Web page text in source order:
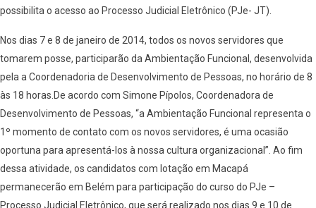
possibilita o acesso ao Processo Judicial Eletrônico (PJe- JT).
Nos dias 7 e 8 de janeiro de 2014, todos os novos servidores que
tomarem posse, participarão da Ambientação Funcional, desenvolvida
pela a Coordenadoria de Desenvolvimento de Pessoas, no horário de 8
às 18 horas.De acordo com Simone Pípolos, Coordenadora de
Desenvolvimento de Pessoas, “a Ambientação Funcional representa o
1º momento de contato com os novos servidores, é uma ocasião
oportuna para apresentá-los à nossa cultura organizacional”. Ao fim
dessa atividade, os candidatos com lotação em Macapá
permanecerão em Belém para participação do curso do PJe –
Processo Judicial Eletrônico, que será realizado nos dias 9 e 10 de